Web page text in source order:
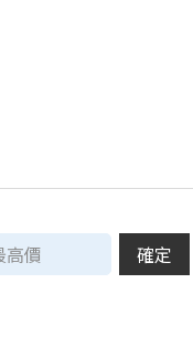
確定